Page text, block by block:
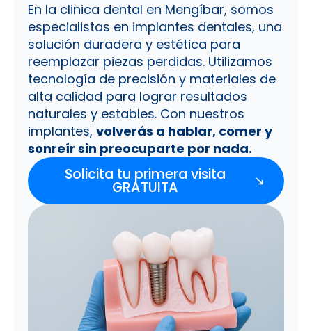
En la clinica dental en Mengíbar, somos
especialistas en implantes dentales, una
solución duradera y estética para
reemplazar piezas perdidas. Utilizamos
tecnología de precisión y materiales de
alta calidad para lograr resultados
naturales y estables. Con nuestros
implantes, volverás a hablar, comer y
sonreír sin preocuparte por nada.
Solicita tu primera visita
GRATUITA